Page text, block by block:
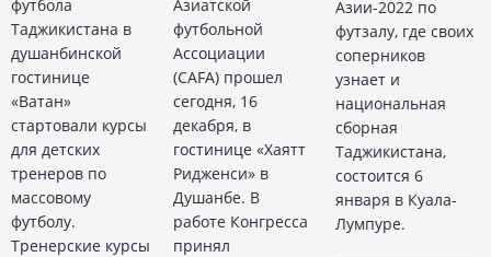
футбола
Таджикистана в
душанбинской
гостинице
«Ватан»
стартовали курсы
для детских
тренеров по
массовому
футболу.
Тренерские курсы
Азиатской
футбольной
Ассоциации
(CAFA) прошел
сегодня, 16
декабря, в
гостинице «Хаятт
Ридженси» в
Душанбе. В
работе Конгресса
принял
Азии-2022 по
футзалу, где своих
соперников
узнает и
национальная
сборная
Таджикистана,
состоится 6
января в Куала-
Лумпуре.